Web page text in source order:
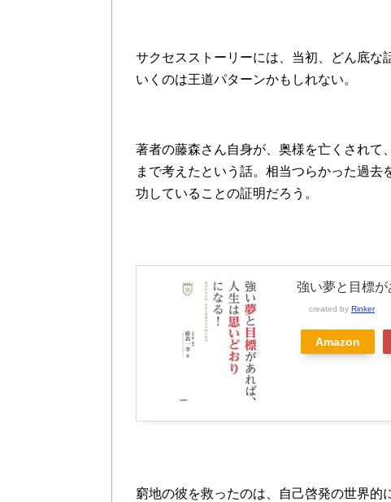
サクセスストーリーには、当初、どん底な
いくのは王道パターンかもしれない。
著者の藤森さん自身が、奥様を亡くされて
まで考えたという話。相当つらかった過
功していることの証明だろう。
強い夢と目標
created by Rinker
Amazon
窮地の彼を救ったのは、自己啓発の世界的